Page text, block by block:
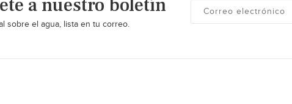
a nuestro boletín
sobre el agua, lista en tu correo.